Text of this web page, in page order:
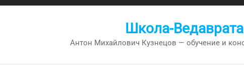
Перейти
Школа-
Антон Михайлович Кузнецов — обучение и